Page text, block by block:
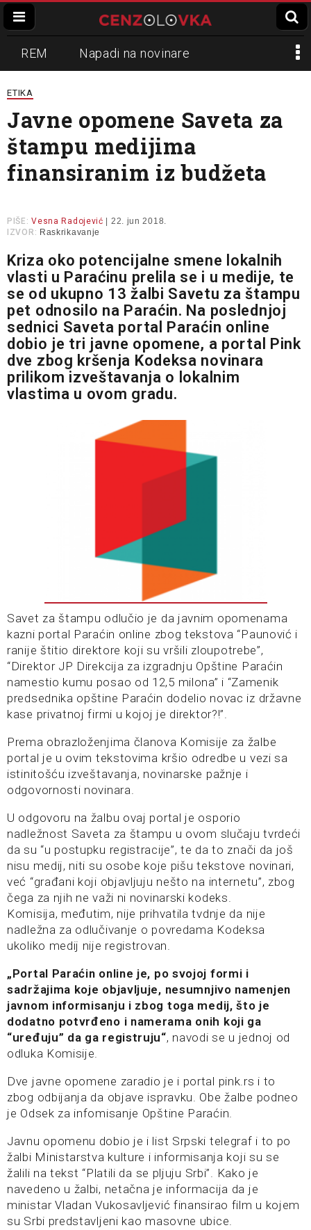
REM Napadi na novinare
Zvučni top
Propaganda Lokalni mediji
Informer Slavko Ćuruvija
ETIKA
Javne opomene Saveta za
štampu medijima
finansiranim iz budžeta
PIŠE: Vesna Radojević | 22. jun 2018.
IZVOR: Raskrikavanje
Kriza oko potencijalne smene lokalnih
vlasti u Paraćinu prelila se i u medije, te
se od ukupno 13 žalbi Savetu za štampu
pet odnosilo na Paraćin. Na poslednjoj
sednici Saveta portal Paraćin online
dobio je tri javne opomene, a portal Pink
dve zbog kršenja Kodeksa novinara
prilikom izveštavanja o lokalnim
vlastima u ovom gradu.
Savet za štampu odlučio je da javnim opomenama
kazni portal Paraćin online zbog tekstova “Paunović i
ranije štitio direktore koji su vršili zloupotrebe”,
“Direktor JP Direkcija za izgradnju Opštine Paraćin
namestio kumu posao od 12,5 milona” i “Zamenik
predsednika opštine Paraćin dodelio novac iz državne
kase privatnoj firmi u kojoj je direktor?!”.
Prema obrazloženjima članova Komisije za žalbe
portal je u ovim tekstovima kršio odredbe u vezi sa
istinitošću izveštavanja, novinarske pažnje i
odgovornosti novinara.
U odgovoru na žalbu ovaj portal je osporio
nadležnost Saveta za štampu u ovom slučaju tvrdeći
da su “u postupku registracije”, te da to znači da još
nisu medij, niti su osobe koje pišu tekstove novinari,
već “građani koji objavljuju nešto na internetu”, zbog
čega za njih ne važi ni novinarski kodeks.
Komisija, međutim, nije prihvatila tvdnje da nije
nadležna za odlučivanje o povredama Kodeksa
ukoliko medij nije registrovan.
„Portal Paraćin online je, po svojoj formi i
sadržajima koje objavljuje, nesumnjivo namenjen
javnom informisanju i zbog toga medij, što je
dodatno potvrđeno i namerama onih koji ga
“uređuju” da ga registruju“, navodi se u jednoj od
odluka Komisije.
Dve javne opomene zaradio je i portal pink.rs i to
zbog odbijanja da objave ispravku. Obe žalbe podneo
je Odsek za infomisanje Opštine Paraćin.
Javnu opomenu dobio je i list Srpski telegraf i to po
žalbi Ministarstva kulture i informisanja koji su se
žalili na tekst “Platili da se pljuju Srbi”. Kako je
navedeno u žalbi, netačna je informacija da je
ministar Vladan Vukosavljević finansirao film u kojem
su Srbi predstavljeni kao masovne ubice.